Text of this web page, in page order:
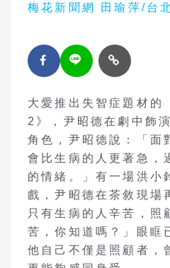
梅花新聞網 田瑜萍/台
大愛推出失智症題材的
2》，尹昭德在劇中飾
角色，尹昭德說：「面
會比生病的人更著急，
的情緒。」有一場洪小
戲，尹昭德在茶敘現場
只有生病的人辛苦，照
苦，你知道嗎？」眼眶
他自己不僅是照顧者，